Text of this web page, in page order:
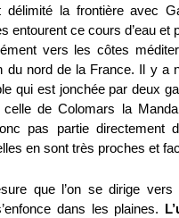
la frontière avec
entourent ce cours d’eau et
vers les côtes
du nord de la France. Il y a
qui est jonchée par deux
de Colomars la
pas partie directement
en sont très proches et
que l’on se dirige vers
dans les plaines.